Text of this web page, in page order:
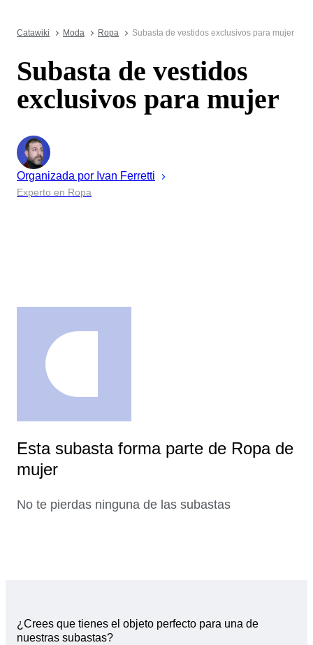
Catawiki Moda Ropa Subasta de vestidos exclusivos para mujer
Subasta de vestidos
exclusivos para mujer
Organizada por Ivan Ferretti
Experto en Ropa
Esta subasta forma parte de Ropa de
mujer
No te pierdas ninguna de las subastas
¿Crees que tienes el objeto perfecto para una de
nuestras subastas?